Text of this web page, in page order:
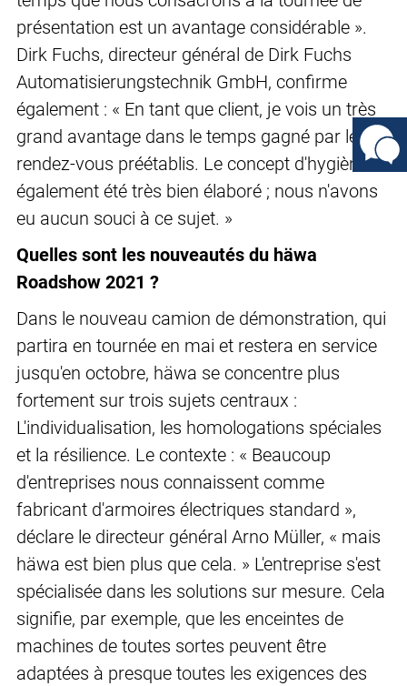
présentation est un avantage considérable ».
Dirk Fuchs, directeur général de Dirk Fuchs
Automatisierungstechnik GmbH, confirme
également : « En tant que client, je vois un très
grand avantage dans le temps gagné par les
rendez-vous préétablis. Le concept d'hygiène a
également été très bien élaboré ; nous n'avons
eu aucun souci à ce sujet. »
Quelles sont les nouveautés du häwa
Roadshow 2021 ?
Dans le nouveau camion de démonstration, qui
partira en tournée en mai et restera en service
jusqu'en octobre, häwa se concentre plus
fortement sur trois sujets centraux :
L'individualisation, les homologations spéciales
et la résilience. Le contexte : « Beaucoup
d'entreprises nous connaissent comme
fabricant d'armoires électriques standard »,
déclare le directeur général Arno Müller, « mais
häwa est bien plus que cela. » L'entreprise s'est
spécialisée dans les solutions sur mesure. Cela
signifie, par exemple, que les enceintes de
machines de toutes sortes peuvent être
adaptées à presque toutes les exigences des